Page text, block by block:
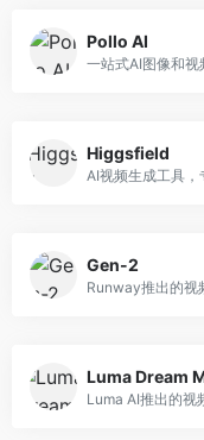
Pollo AI
Higgsfield
Gen-2